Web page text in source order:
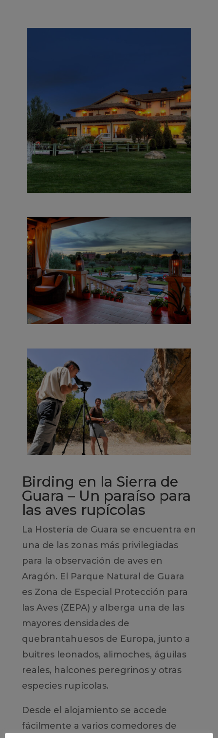
Birding en la Sierra de
Guara – Un paraíso para
las aves rupícolas
La Hostería de Guara se encuentra en
una de las zonas más privilegiadas
para la observación de aves en
Aragón. El Parque Natural de Guara
es Zona de Especial Protección para
las Aves (ZEPA) y alberga una de las
mayores densidades de
quebrantahuesos de Europa, junto a
buitres leonados, alimoches, águilas
reales, halcones peregrinos y otras
especies rupícolas.
Desde el alojamiento se accede
fácilmente a varios comedores de